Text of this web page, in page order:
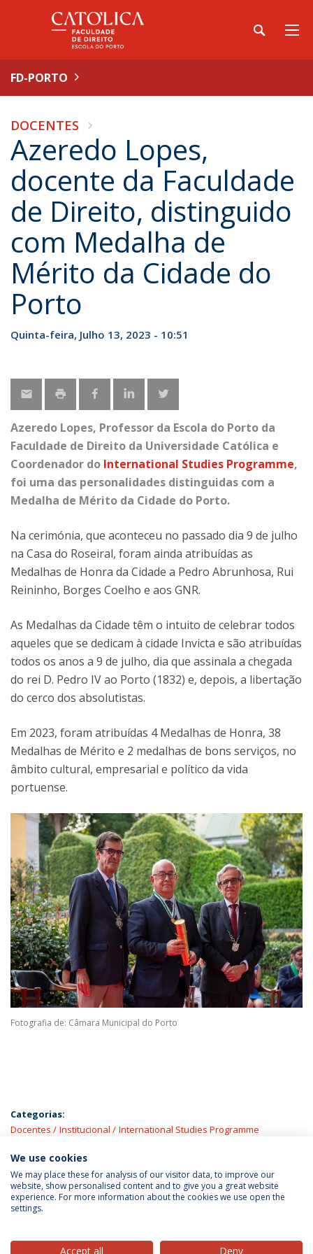
FD-PORTO
DOCENTES
Azeredo Lopes,
docente da Faculdade
de Direito, distinguido
com Medalha de
Mérito da Cidade do
Porto
Quinta-feira, Julho 13, 2023 - 10:51
Azeredo Lopes, Professor da Escola do Porto da
Faculdade de Direito da Universidade Católica e
Coordenador do International Studies Programme,
foi uma das personalidades distinguidas com a
Medalha de Mérito da Cidade do Porto.
Na cerimónia, que aconteceu no passado dia 9 de julho
na Casa do Roseiral, foram ainda atribuídas as
Medalhas de Honra da Cidade a Pedro Abrunhosa, Rui
Reininho, Borges Coelho e aos GNR.
As Medalhas da Cidade têm o intuito de celebrar todos
aqueles que se dedicam à cidade Invicta e são atribuídas
todos os anos a 9 de julho, dia que assinala a chegada
do rei D. Pedro IV ao Porto (1832) e, depois, a libertação
do cerco dos absolutistas.
Em 2023, foram atribuídas 4 Medalhas de Honra, 38
Medalhas de Mérito e 2 medalhas de bons serviços, no
âmbito cultural, empresarial e político da vida
portuense.
Fotografia de: Câmara Municipal do Porto
Categorias:
Docentes
Institucional International Studies Programme
Política de Privacidade
Termos & Condições
We use cookies
We may place these for analysis of our visitor data, to improve our
website, show personalised content and to give you a great website
experience. For more information about the cookies we use open the
settings.
Accept all Deny